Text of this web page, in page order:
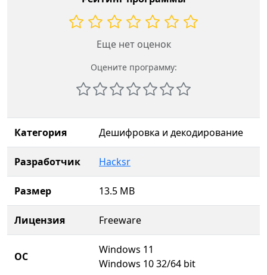
Еще нет оценок
Оцените программу:
Категория Дешифровка и декодирование
Разработчик Hacksr
Размер 13.5 MB
Лицензия Freeware
ОС
Windows 11
Windows 10 32/64 bit